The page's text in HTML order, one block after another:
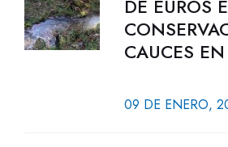
DE EUROS
CAUCES
09 DE ENERO,